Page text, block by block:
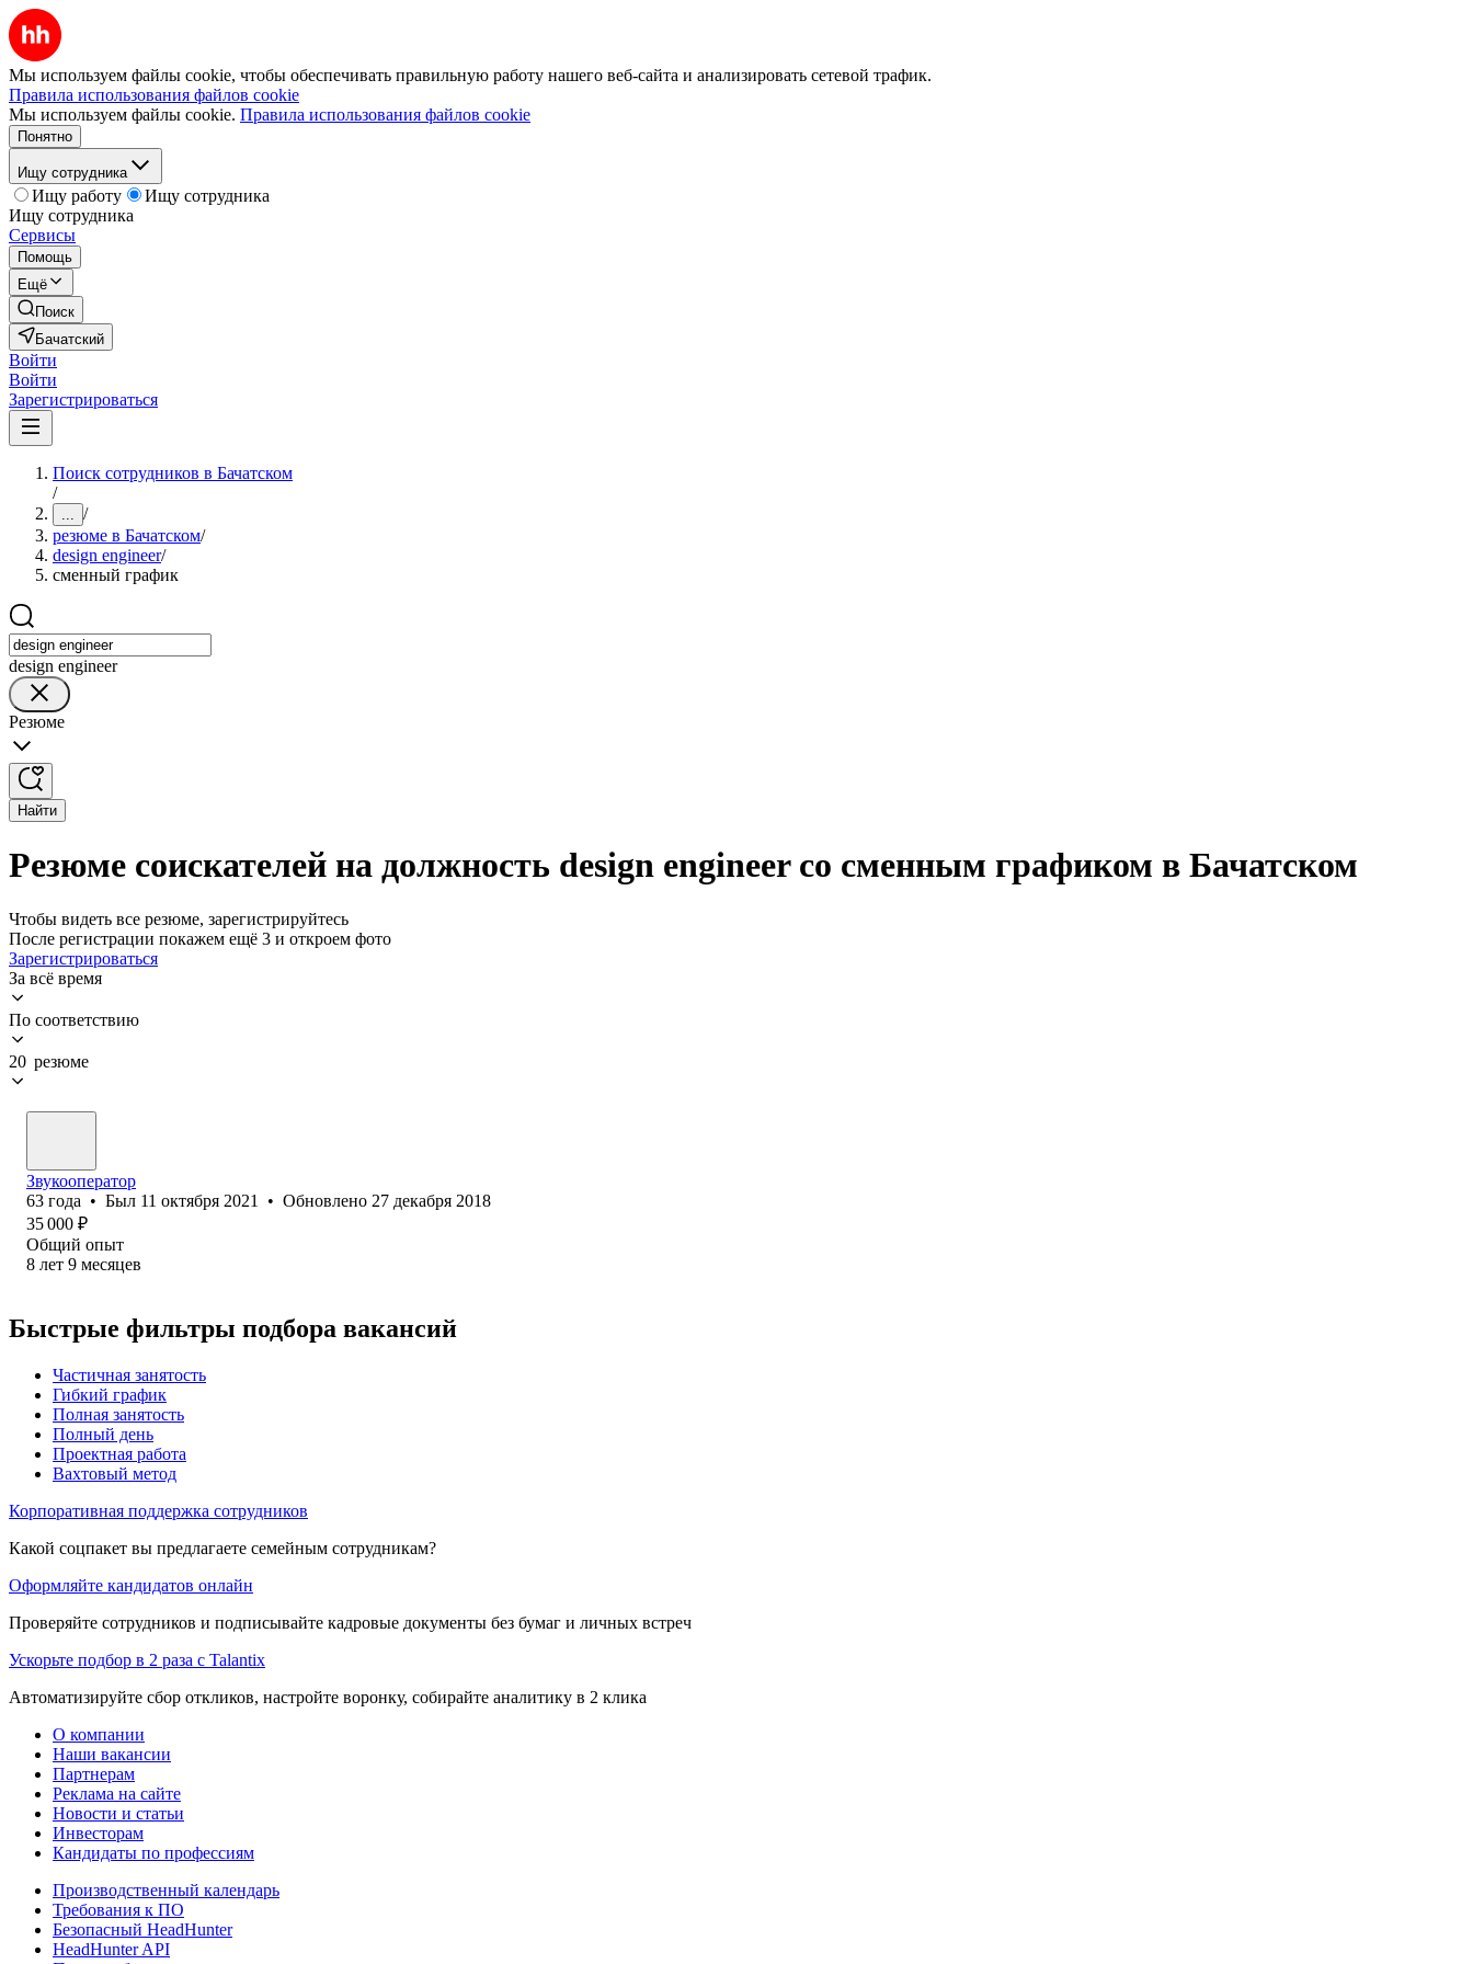
Мы используем файлы cookie, чтобы обеспечивать правильную работу нашего веб-сайта и анализировать сетевой трафик.
Правила использования файлов cookie
Мы используем файлы cookie. Правила использования файлов cookie
Понятно
Ищу сотрудника
Ищу работу
Ищу сотрудника
Ищу сотрудника
Сервисы
Помощь
Ещё
Поиск
Бачатский
Войти
Войти
Зарегистрироваться
Поиск сотрудников в Бачатском
/
... /
резюме в Бачатском/
design engineer/
сменный график
design engineer
Резюме
Найти
Резюме соискателей на должность design engineer со сменным графиком в Бачатском
Чтобы видеть все резюме, зарегистрируйтесь
После регистрации покажем ещё 3 и откроем фото
Зарегистрироваться
За всё время
По соответствию
20 резюме
Звукооператор
63 года • Был 11 октября 2021 • Обновлено 27 декабря 2018
35 000 ₽
Общий опыт
8 лет 9 месяцев
Быстрые фильтры подбора вакансий
Частичная занятость
Гибкий график
Полная занятость
Полный день
Проектная работа
Вахтовый метод
Корпоративная поддержка сотрудников
Какой соцпакет вы предлагаете семейным сотрудникам?
Оформляйте кандидатов онлайн
Проверяйте сотрудников и подписывайте кадровые документы без бумаг и личных встреч
Ускорьте подбор в 2 раза с Talantix
Автоматизируйте сбор откликов, настройте воронку, собирайте аналитику в 2 клика
О компании
Наши вакансии
Партнерам
Реклама на сайте
Новости и статьи
Инвесторам
Кандидаты по профессиям
Производственный календарь
Требования к ПО
Безопасный HeadHunter
HeadHunter API